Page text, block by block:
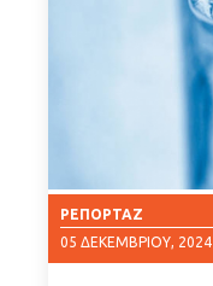
ΡΕΠΟΡΤΆΖ
05 ΔΕΚΕΜΒΡΊΟΥ, 2024